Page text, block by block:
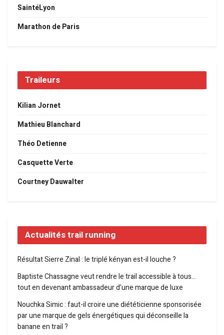
SaintéLyon
Marathon de Paris
Traileurs
Kilian Jornet
Mathieu Blanchard
Théo Detienne
Casquette Verte
Courtney Dauwalter
Actualités trail running
Résultat Sierre Zinal : le triplé kényan est-il louche ?
Baptiste Chassagne veut rendre le trail accessible à tous…
tout en devenant ambassadeur d’une marque de luxe
Nouchka Simic : faut-il croire une diététicienne sponsorisée
par une marque de gels énergétiques qui déconseille la
banane en trail ?